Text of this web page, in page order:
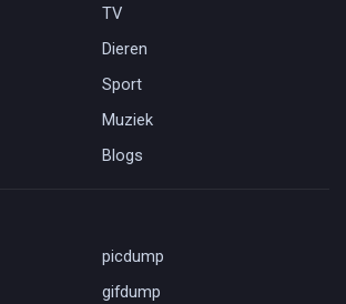
TV
Dieren
Sport
Muziek
Blogs
picdump
gifdump